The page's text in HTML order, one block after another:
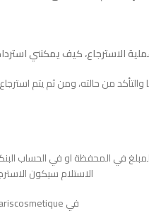
الاسترجاع، كيف يمكنني
والتأكد من حالته، ومن ثم يتم
في المحفظة او في الحساب
الاستلام سيكون
في alfariscosmetique.. رضاكم هو هدفنا.